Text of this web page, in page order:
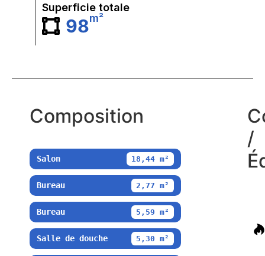
Superficie totale
98m²
Composition
Salon 18,44 m²
Bureau 2,77 m²
Bureau 5,59 m²
Salle de douche 5,30 m²
/